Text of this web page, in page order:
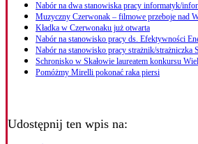
Nabór na dwa stanowiska pracy informatyk/
Muzyczny Czerwonak – filmowe przeboje nad
Kładka w Czerwonaku już otwarta
Nabór na stanowisko pracy ds. Efektywności
Nabór na stanowisko pracy strażnik/strażniczka
Schronisko w Skałowie laureatem konkursu
Pomóżmy Mirelli pokonać raka piersi
Udostępnij ten wpis na: